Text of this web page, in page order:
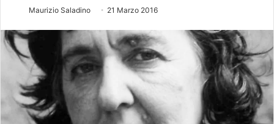
Maurizio Saladino 21 Marzo 2016